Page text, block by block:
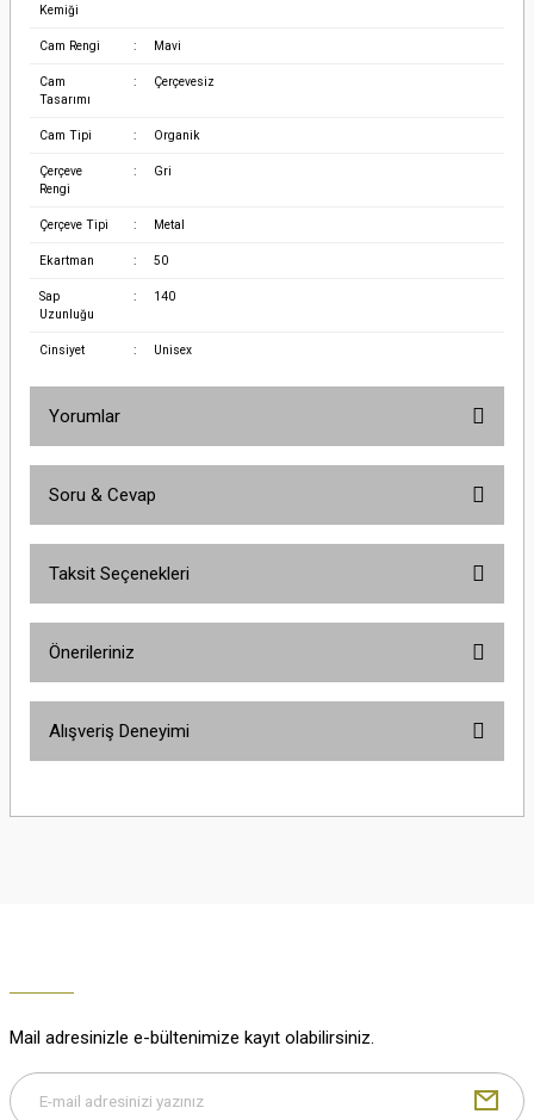
Kemiği
Cam Rengi : Mavi
Cam
Tasarımı
: Çerçevesiz
Cam Tipi : Organik
Çerçeve
Rengi
: Gri
Çerçeve Tipi : Metal
Ekartman : 50
Sap
Uzunluğu
: 140
Cinsiyet : Unisex
Yorumlar
Soru & Cevap
Taksit Seçenekleri
Önerileriniz
yetersiz gördüğünüz noktaları öneri formunu kullanarak tarafımıza
Alışveriş Deneyimi
M... K... | 29/12/2025
Mail adresinizle e-bültenimize kayıt olabilirsiniz.